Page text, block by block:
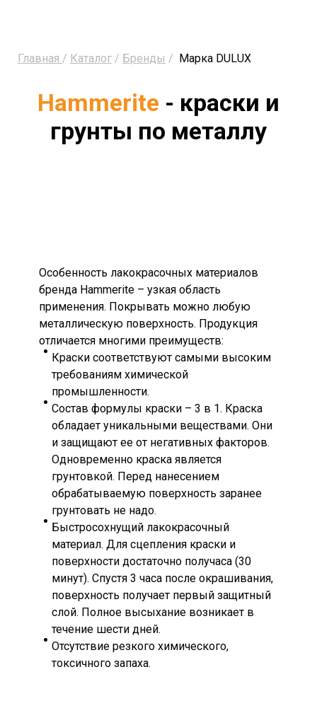
Главная / Каталог / Бренды / Марка DULUX
Hammerite - краски и
грунты по металлу
Особенность лакокрасочных материалов
бренда Hammerite – узкая область
применения. Покрывать можно любую
металлическую поверхность. Продукция
отличается многими преимуществ:
Краски соответствуют самыми высоким
требованиям химической
промышленности.
Состав формулы краски – 3 в 1. Краска
обладает уникальными веществами. Они
и защищают ее от негативных факторов.
Одновременно краска является
грунтовкой. Перед нанесением
обрабатываемую поверхность заранее
грунтовать не надо.
Быстросохнущий лакокрасочный
материал. Для сцепления краски и
поверхности достаточно получаса (30
минут). Спустя 3 часа после окрашивания,
поверхность получает первый защитный
слой. Полное высыхание возникает в
течение шести дней.
Отсутствие резкого химического,
токсичного запаха.